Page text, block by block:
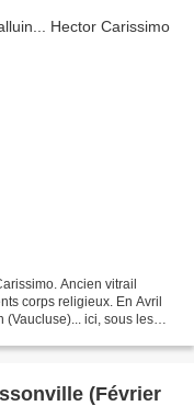
vitrail
corps religieux. En Avril
(Vaucluse)... ici, sous les
(Février